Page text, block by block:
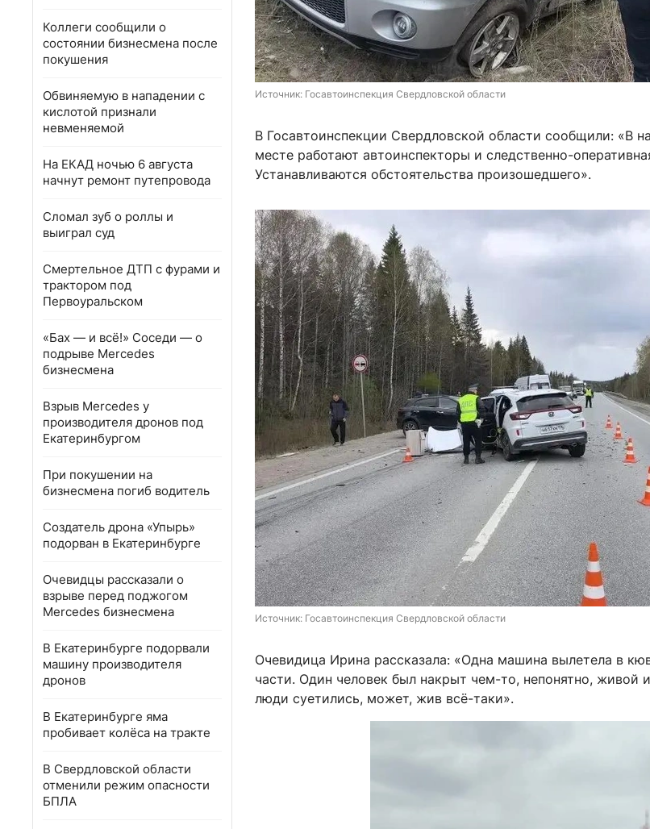
Коллеги сообщили о
состоянии бизнесмена после
покушения
Обвиняемую в нападении с
кислотой признали
невменяемой
На ЕКАД ночью 6 августа
начнут ремонт путепровода
Сломал зуб о роллы и
выиграл суд
Смертельное ДТП с фурами и
трактором под
Первоуральском
«Бах — и всё!» Соседи — о
подрыве Mercedes
бизнесмена
Взрыв Mercedes у
производителя дронов под
Екатеринбургом
При покушении на
бизнесмена погиб водитель
Создатель дрона «Упырь»
подорван в Екатеринбурге
Очевидцы рассказали о
взрыве перед поджогом
Mercedes бизнесмена
В Екатеринбурге подорвали
машину производителя
дронов
В Екатеринбурге яма
пробивает колёса на тракте
В Свердловской области
отменили режим опасности
БПЛА
Источник: Госавтоинспекция Свердловской области
В Госавтоинспекции Свердловской области сообщили: «В
месте работают автоинспекторы и следственно-
Устанавливаются обстоятельства произошедшего».
Источник: Госавтоинспекция Свердловской области
Очевидица Ирина рассказала: «Одна машина вылетела в
части. Один человек был накрыт чем-то, непонятно, живой
люди суетились, может, жив всё-таки».